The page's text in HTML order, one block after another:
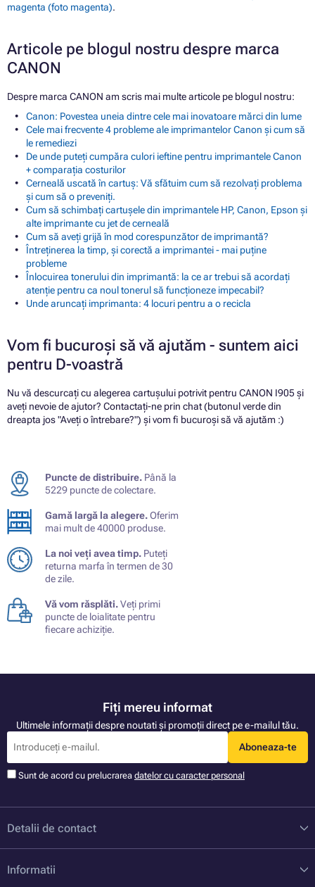
magenta (foto magenta).
Articole pe blogul nostru despre marca
CANON
Despre marca CANON am scris mai multe articole pe blogul nostru:
Canon: Povestea uneia dintre cele mai inovatoare mărci din lume
Cele mai frecvente 4 probleme ale imprimantelor Canon și cum să
le remediezi
De unde puteți cumpăra culori ieftine pentru imprimantele Canon
+ comparația costurilor
Cerneală uscată în cartuș: Vă sfătuim cum să rezolvați problema
și cum să o preveniți.
Cum să schimbați cartușele din imprimantele HP, Canon, Epson și
alte imprimante cu jet de cerneală
Cum să aveți grijă în mod corespunzător de imprimantă?
Întreținerea la timp, și corectă a imprimantei - mai puține
probleme
Înlocuirea tonerului din imprimantă: la ce ar trebui să acordați
atenție pentru ca noul tonerul să funcționeze impecabil?
Unde aruncați imprimanta: 4 locuri pentru a o recicla
Vom fi bucuroși să vă ajutăm - suntem aici
pentru D-voastră
Nu vă descurcați cu alegerea cartușului potrivit pentru CANON I905 și
aveți nevoie de ajutor? Contactați-ne prin chat (butonul verde din
dreapta jos "Aveți o întrebare?") și vom fi bucuroși să vă ajutăm :)
Puncte de distribuire. Până la
5229 puncte de colectare.
Gamă largă la alegere.Oferim
mai mult de 40000 produse.
La noi veți avea timp. Puteți
returna marfa în termen de 30
de zile.
Vă vom răsplăti.Veți primi
puncte de loialitate pentru
fiecare achiziție.
Fiți mereu informat
Ultimele informații despre noutati și promoții direct pe e-mailul tău.
Aboneaza-te
Sunt de acord cu prelucrarea datelor cu caracter personal
Detalii de contact
Informatii